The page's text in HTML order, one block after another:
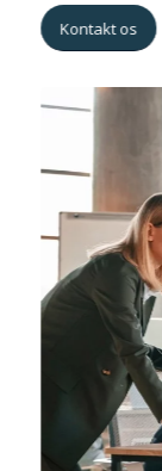
Kontakt os